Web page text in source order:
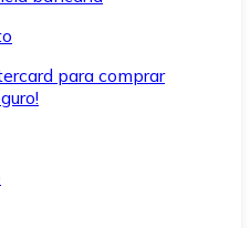
para comprar